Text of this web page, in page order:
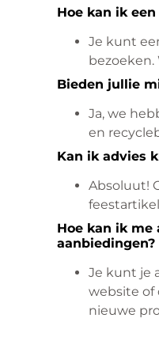
Hoe kan ik
Je kunt
bezoeken.
Bieden jullie
Ja, we
en
Kan ik advies
Absoluut!
Hoe kan ik
aanbiedingen?
Je kunt je
website of
nieuwe